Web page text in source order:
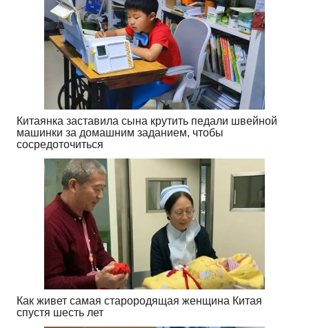
Китаянка заставила сына крутить педали швейной
машинки за домашним заданием, чтобы
сосредоточиться
Как живет самая старородящая женщина Китая
спустя шесть лет